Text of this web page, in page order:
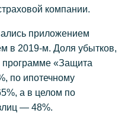
компании.
приложением
в 2019-м. Доля убытков,
программе «Защита
по ипотечному
а в целом по
— 48%.